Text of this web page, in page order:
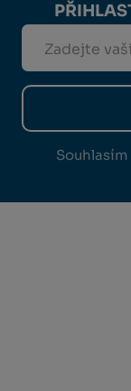
Souhlasím